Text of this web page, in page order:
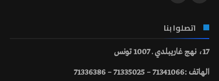
اتصلوا بنا
17، نهج غاريبلدي ـ 1007 تونس
الهاتف :71341066 – 71335025 – 71336386